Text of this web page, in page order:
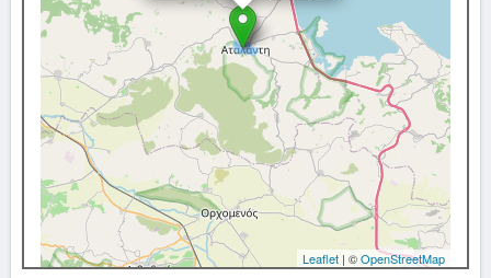
Leaflet | ©OpenStreetMap